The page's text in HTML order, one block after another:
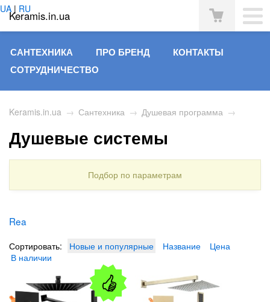
Keramis.in.ua
UA | RU
САНТЕХНИКА ПРО БРЕНД
КОНТАКТЫ
СОТРУДНИЧЕСТВО
Keramis.in.ua → Сантехника → Душевая программа →
Душевые системы
Подбор по параметрам
Rea
Сортировать: Новые и популярные Название
Цена
В наличии